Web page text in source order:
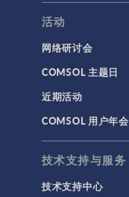
活动
网络研讨会
COMSOL 主题日
近期活动
COMSOL 用户年会
技术支持与服务
技术支持中心